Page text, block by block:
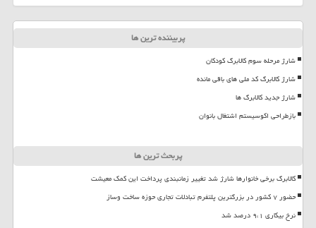
پربیننده ترین ها
شارژ مرحله سوم کالابرگ کودکان
شارژ کالابرگ کد ملی های باقی مانده
شارژ جدید کالابرگ ها
بازطراحی اکوسیستم اشتغال بانوان
پربحث ترین ها
کالابرگ برخی خانوارها شارژ شد تغییر زمانبندی پرداخت این کمک معیشت
حضور ۷ کشور در بزرگترین پلتفرم تبادلات تجاری حوزه ساخت وساز
نرخ بیکاری ۹،۱ درصد شد